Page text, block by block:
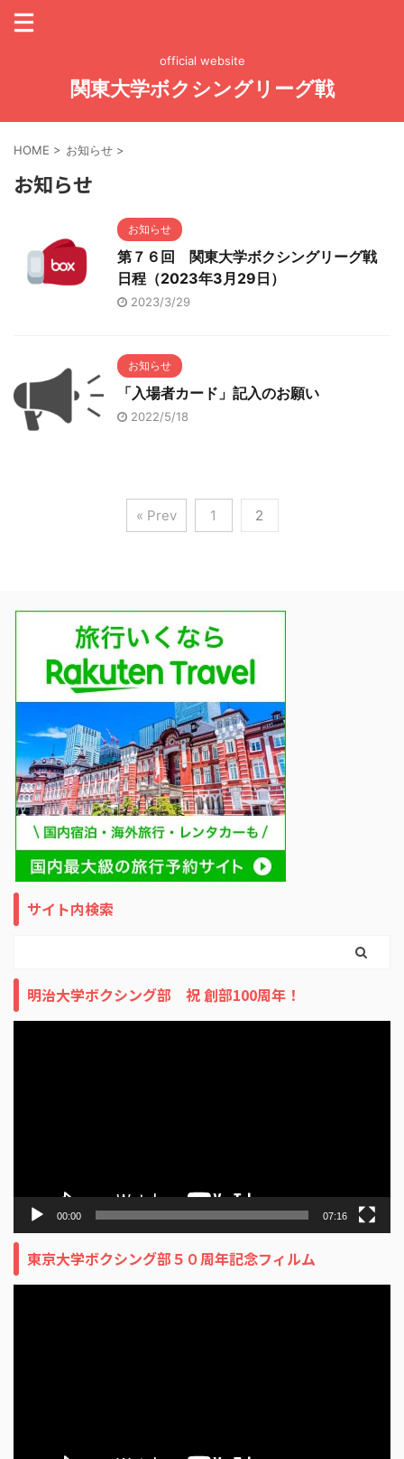
official website
関東大学ボクシングリーグ戦
HOME > お知らせ >
お知らせ
お知らせ
第７６回 関東大学ボクシングリーグ戦
日程（2023年3月29日）
2023/3/29
お知らせ
「入場者カード」記入のお願い
2022/5/18
« Prev 1 2
サイト内検索
明治大学ボクシング部 祝 創部100周年！
00:00 07:16
東京大学ボクシング部５０周年記念フィルム